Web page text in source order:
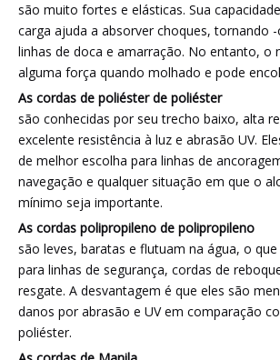
são muito fortes e elásticas. Sua
carga ajuda a absorver choques, tornando
linhas de doca e amarração. No entanto, o
alguma força quando molhado e pode
As cordas de poliéster de poliéster
são conhecidas por seu trecho baixo, alta
excelente resistência à luz e abrasão UV.
de melhor escolha para linhas de
navegação e qualquer situação em que o
mínimo seja importante.
As cordas polipropileno de polipropileno
são leves, baratas e flutuam na água, o
para linhas de segurança, cordas de
resgate. A desvantagem é que eles são
danos por abrasão e UV em comparação
poliéster.